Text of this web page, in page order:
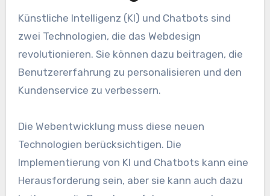
Künstliche Intelligenz (KI) und Chatbots sind
zwei Technologien, die das Webdesign
revolutionieren. Sie können dazu beitragen, die
Benutzererfahrung zu personalisieren und den
Kundenservice zu verbessern.
Die Webentwicklung muss diese neuen
Technologien berücksichtigen. Die
Implementierung von KI und Chatbots kann eine
Herausforderung sein, aber sie kann auch dazu